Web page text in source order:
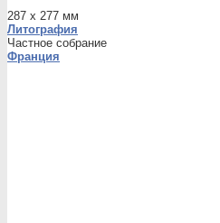
287 х 277 мм
Литография
Частное собрание
Франция